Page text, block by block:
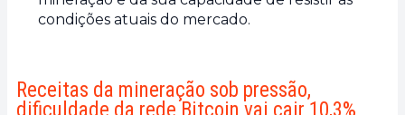
condições atuais do mercado.
Receitas da mineração sob pressão,
dificuldade da rede Bitcoin vai cair 10,3%